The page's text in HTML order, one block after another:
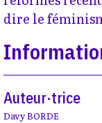
dire le
Auteur·trice
Davy BORDE